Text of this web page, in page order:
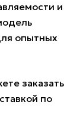
и
опытных
заказать
по